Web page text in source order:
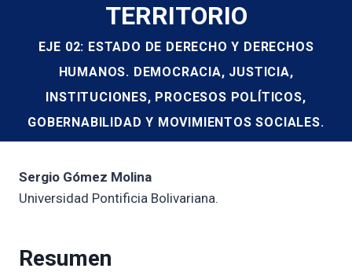
TERRITORIO
EJE 02: ESTADO DE DERECHO Y DERECHOS
HUMANOS. DEMOCRACIA, JUSTICIA,
INSTITUCIONES, PROCESOS POLÍTICOS,
GOBERNABILIDAD Y MOVIMIENTOS SOCIALES.
Sergio Gómez Molina
Universidad Pontificia Bolivariana.
Resumen